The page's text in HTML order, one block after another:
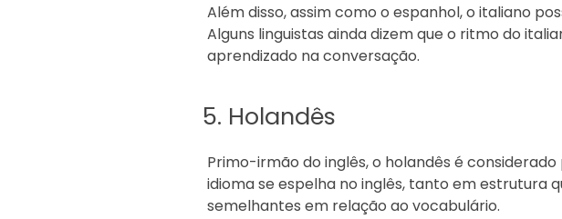
Além disso, assim como o espanhol, o italiano
Alguns linguistas ainda dizem que o ritmo do
aprendizado na conversação.
5. Holandês
Primo-irmão do inglês, o holandês é
idioma se espelha no inglês, tanto em estrutura
semelhantes em relação ao vocabulário.